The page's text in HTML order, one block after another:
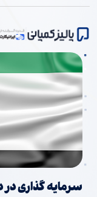
محتوا
سرمایه گذاری در